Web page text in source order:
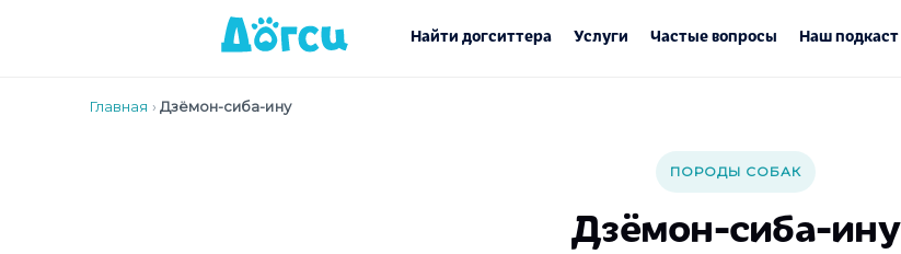
Найти догситтера Услуги Частые вопросы Наш подкаст
Главная › Дзёмон-сиба-ину
ПОРОДЫ СОБАК
Дзёмон-сиба-ину